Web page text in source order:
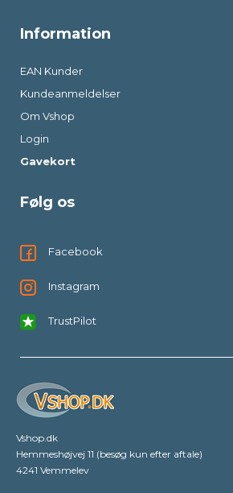
Information
EAN Kunder
Kundeanmeldelser
Om Vshop
Login
Gavekort
Følg os
Facebook
Instagram
TrustPilot
Vshop.dk
Hemmeshøjvej 11 (besøg kun efter aftale)
4241 Vemmelev